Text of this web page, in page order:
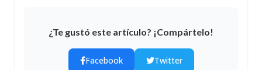
¿Te gustó este artículo? ¡Compártelo!
Facebook Twitter